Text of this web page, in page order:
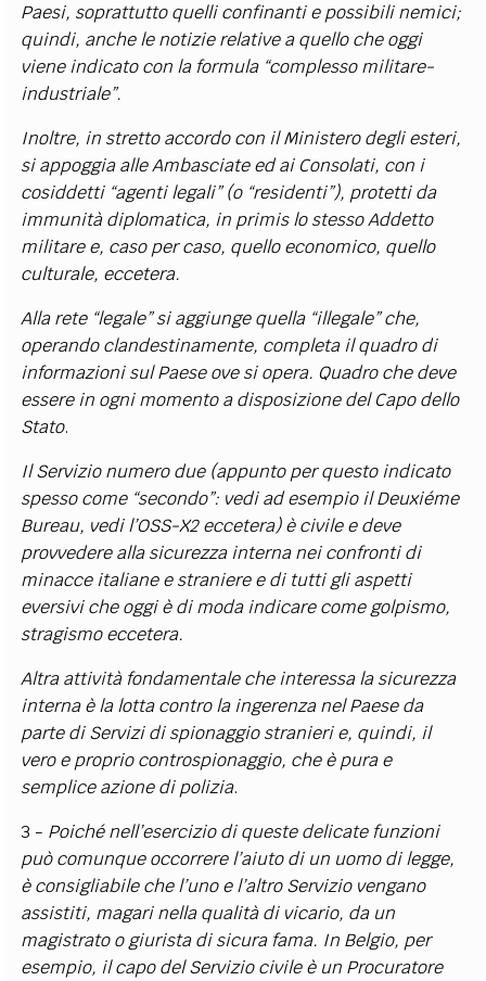
Paesi, soprattutto quelli confinanti e possibili nemici;
quindi, anche le notizie relative a quello che oggi
viene indicato con la formula “complesso militare-
industriale”.
Inoltre, in stretto accordo con il Ministero degli esteri,
si appoggia alle Ambasciate ed ai Consolati, con i
cosiddetti “agenti legali” (o “residenti”), protetti da
immunità diplomatica, in primis lo stesso Addetto
militare e, caso per caso, quello economico, quello
culturale, eccetera.
Alla rete “legale” si aggiunge quella “illegale” che,
operando clandestinamente, completa il quadro di
informazioni sul Paese ove si opera. Quadro che deve
essere in ogni momento a disposizione del Capo dello
Stato.
Il Servizio numero due (appunto per questo indicato
spesso come “secondo”: vedi ad esempio il Deuxiéme
Bureau, vedi l’OSS-X2 eccetera) è civile e deve
provvedere alla sicurezza interna nei confronti di
minacce italiane e straniere e di tutti gli aspetti
eversivi che oggi è di moda indicare come golpismo,
stragismo eccetera.
Altra attività fondamentale che interessa la sicurezza
interna è la lotta contro la ingerenza nel Paese da
parte di Servizi di spionaggio stranieri e, quindi, il
vero e proprio controspionaggio, che è pura e
semplice azione di polizia.
3 - Poiché nell’esercizio di queste delicate funzioni
può comunque occorrere l’aiuto di un uomo di legge,
è consigliabile che l’uno e l’altro Servizio vengano
assistiti, magari nella qualità di vicario, da un
magistrato o giurista di sicura fama. In Belgio, per
esempio, il capo del Servizio civile è un Procuratore